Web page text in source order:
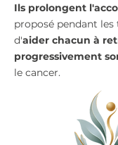
Ils prolongent
proposé pendant
d'aider chacun à
progressivement
le cancer.